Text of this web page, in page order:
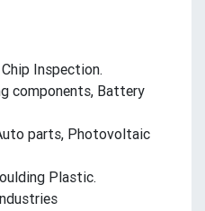
Chip Inspection.
components, Battery
parts, Photovoltaic
Plastic.